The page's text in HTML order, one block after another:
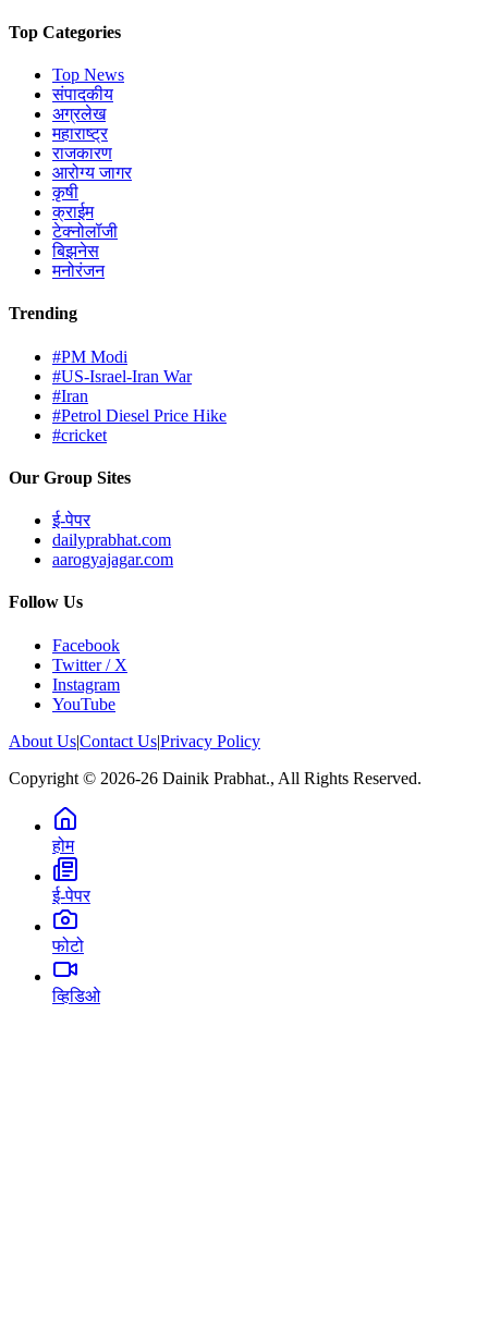
Top Categories
Top News
संपादकीय
अग्रलेख
महाराष्ट्र
राजकारण
आरोग्य जागर
कृषी
क्राईम
टेक्नोलॉजी
बिझनेस
मनोरंजन
Trending
#PM Modi
#US-Israel-Iran War
#Iran
#Petrol Diesel Price Hike
#cricket
Our Group Sites
ई-पेपर
dailyprabhat.com
aarogyajagar.com
Follow Us
Facebook
Twitter / X
Instagram
YouTube
About Us|Contact Us|Privacy Policy
Copyright © 2026-26 Dainik Prabhat., All Rights Reserved.
होम
ई-पेपर
फोटो
व्हिडिओ